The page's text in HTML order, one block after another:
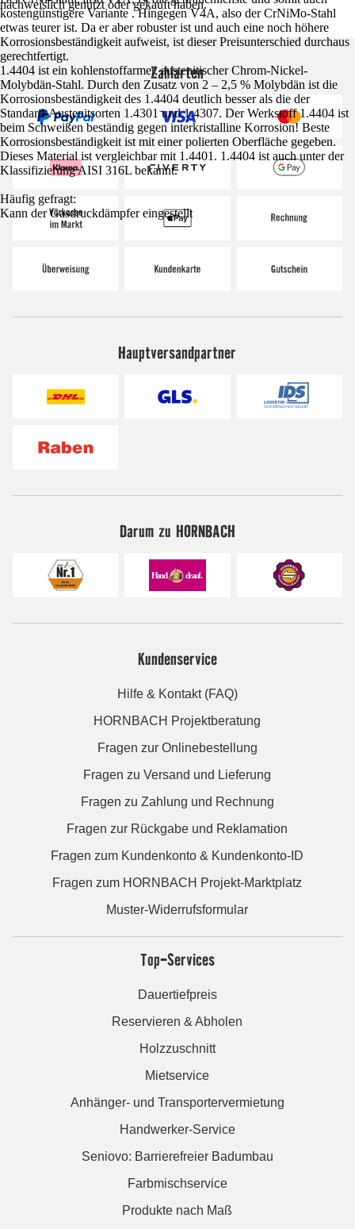
kostengünstigere Variante . Hingegen V4A, also der CrNiMo-Stahl
etwas teurer ist. Da er aber robuster ist und auch eine noch höhere
Korrosionsbeständigkeit aufweist, ist dieser Preisunterschied durchaus
gerechtfertigt.
1.4404 ist ein kohlenstoffarmer, austenitischer Chrom-Nickel-
Molybdän-Stahl. Durch den Zusatz von 2 – 2,5 % Molybdän ist die
Korrosionsbeständigkeit des 1.4404 deutlich besser als die der
Standard-Austenitsorten 1.4301 und 1.4307. Der Werkstoff 1.4404 ist
beim Schweißen beständig gegen interkristalline Korrosion! Beste
Korrosionsbeständigkeit ist mit einer polierten Oberfläche gegeben.
Dieses Material ist vergleichbar mit 1.4401. 1.4404 ist auch unter der
Klassifizierung AISI 316L bekannt.
Häufig gefragt:
Kann der Gasdruckdämpfer eingestellt
nachweislich genutzt oder gekauft haben.
Zahlarten
Hauptversandpartner
Darum zu HORNBACH
Kundenservice
Hilfe & Kontakt (FAQ)
HORNBACH Projektberatung
Fragen zur Onlinebestellung
Fragen zu Versand und Lieferung
Fragen zu Zahlung und Rechnung
Fragen zur Rückgabe und Reklamation
Fragen zum Kundenkonto & Kundenkonto-ID
Fragen zum HORNBACH Projekt-Marktplatz
Muster-Widerrufsformular
Top-Services
Dauertiefpreis
Reservieren & Abholen
Holzzuschnitt
Mietservice
Anhänger- und Transportervermietung
Handwerker-Service
Seniovo: Barrierefreier Badumbau
Farbmischservice
Produkte nach Maß